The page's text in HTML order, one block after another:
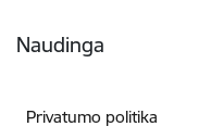
Naudinga
Privatumo politika